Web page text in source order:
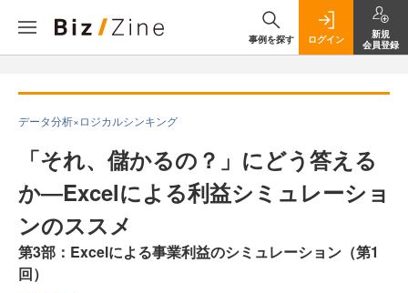
事例を探す ログイン
新規
会員登録
データ分析×ロジカルシンキング
「それ、儲かるの？」にどう答える
か―Excelによる利益シミュレーショ
ンのススメ
第3部：Excelによる事業利益のシミュレーション（第1
回）